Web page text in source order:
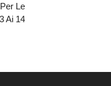
Le
Ai 14